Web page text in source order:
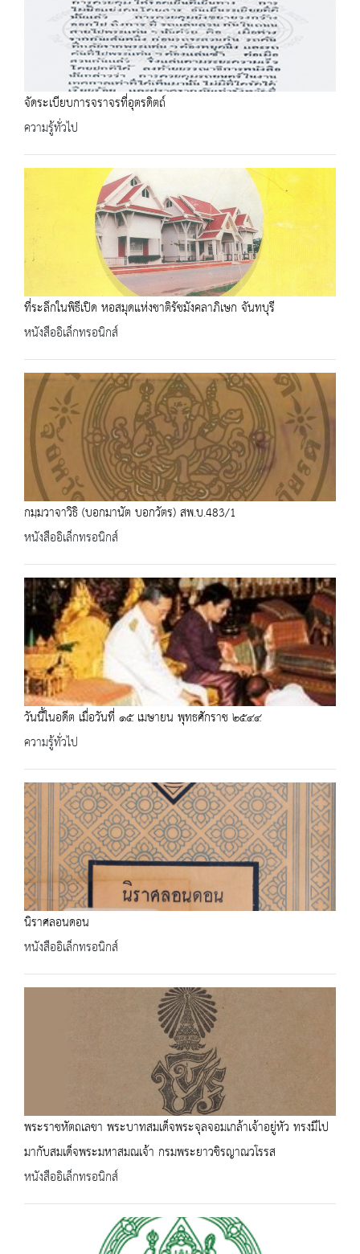
จัดระเบียบการจราจรที่อุตรดิตถ์
ความรู้ทั่วไป
ที่ระลึกในพิธีเปิด หอสมุดแห่งชาติรัชมังคลาภิเษก จันทบุรี
หนังสืออิเล็กทรอนิกส์
กมฺมวาจาวิธิ (บอกมานัต บอกวัตร) สพ.บ.483/1
หนังสืออิเล็กทรอนิกส์
วันนี้ในอดีต เมื่อวันที่ ๑๕ เมษายน พุทธศักราช ๒๕๔๔
ความรู้ทั่วไป
นิราศลอนดอน
หนังสืออิเล็กทรอนิกส์
พระราชหัตถเลขา พระบาทสมเด็จพระจุลจอมเกล้าเจ้าอยู่หัว ทรงมีไป
มากับสมเด็จพระมหาสมณเจ้า กรมพระยาวชิรญาณวโรรส
หนังสืออิเล็กทรอนิกส์